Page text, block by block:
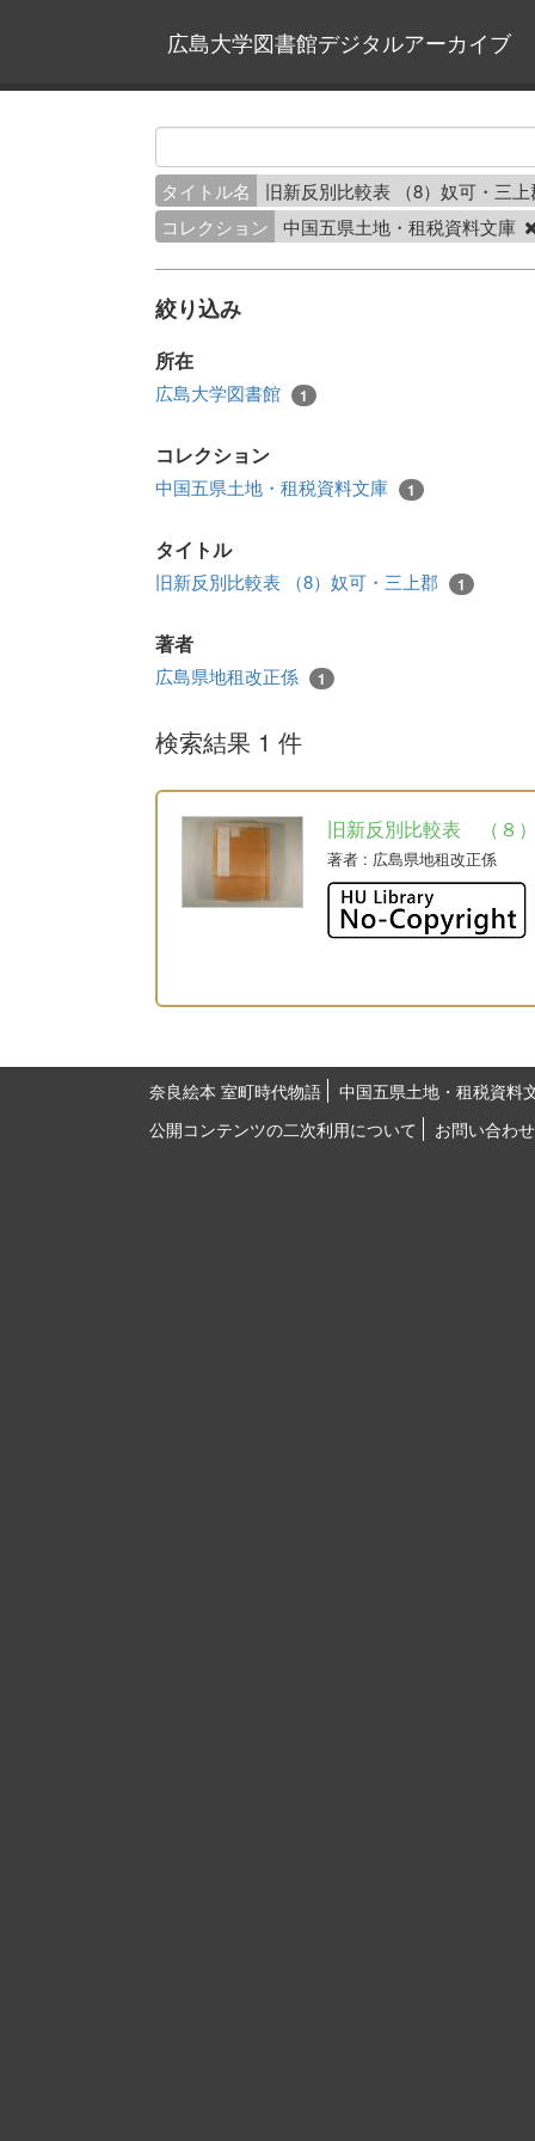
広島大学図書館デジタルアーカイブ
タイトル名
旧新反別比較表 （8）奴可・三
コレクション
中国五県土地・租税資料文庫
絞り込み
所在
広島大学図書館 1
コレクション
中国五県土地・租税資料文庫 1
タイトル
旧新反別比較表 （8）奴可・三上郡 1
著者
広島県地租改正係 1
検索結果 1 件
旧新反別比較表 （８
著者 : 広島県地租改正係
奈良絵本 室町時代物語
中国五県土地・租税資料
公開コンテンツの二次利用について
お問い合わせ